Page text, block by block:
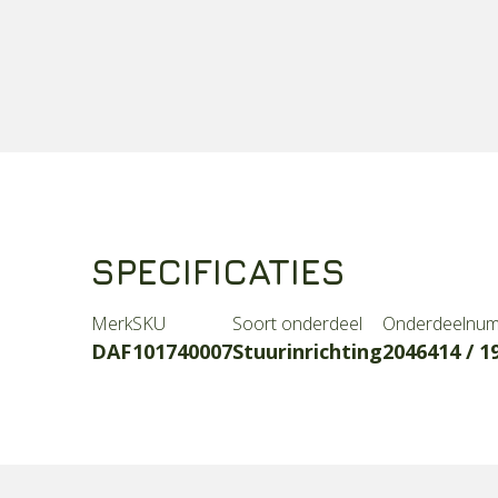
SPECIFICATIES
Merk
DAF
SKU
101740007
Soort onderdeel
Stuurinrichting2046414 /